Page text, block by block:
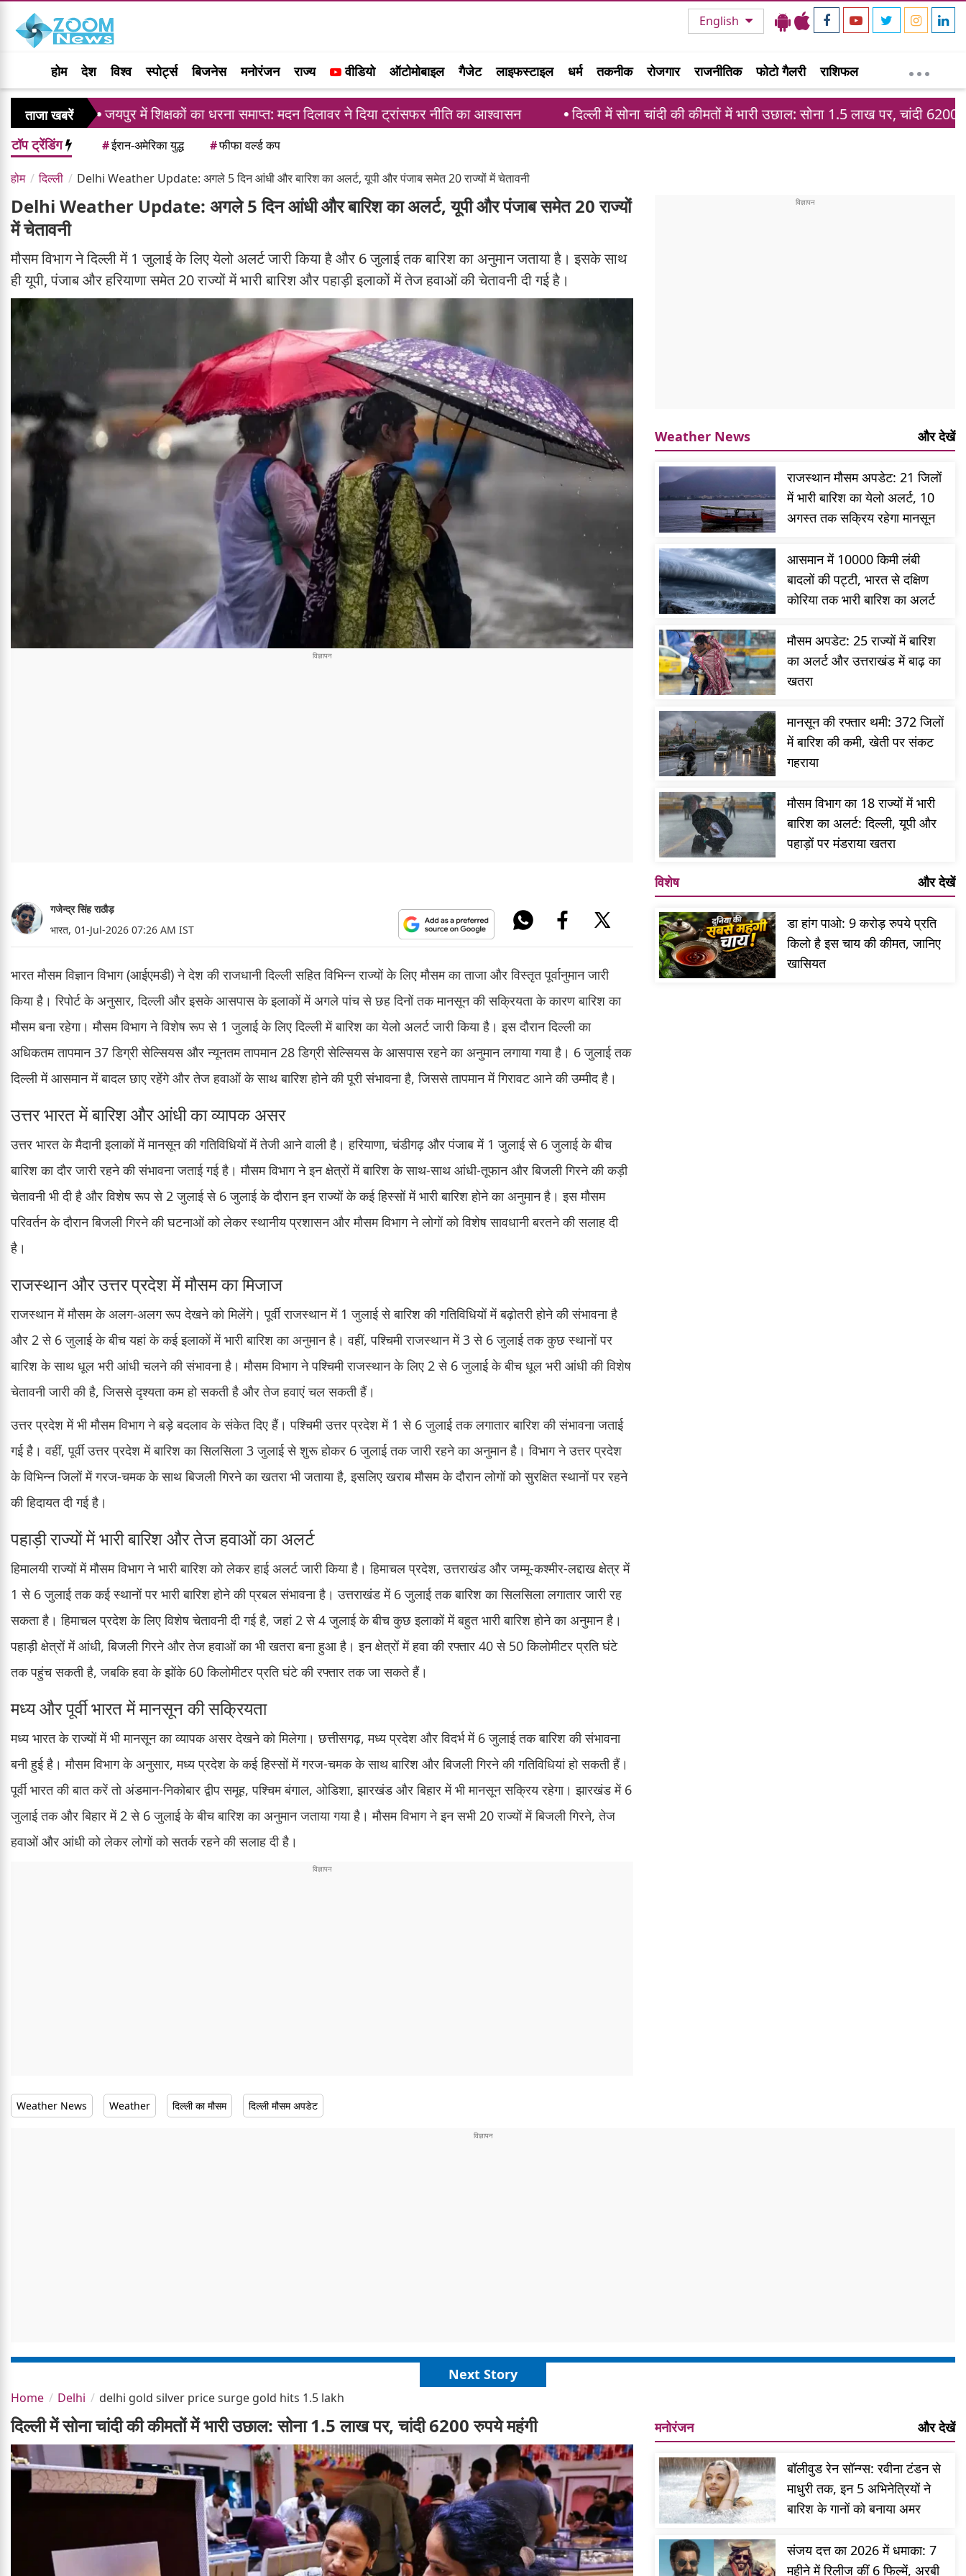
English
होम देश विश्व स्पोर्ट्स बिजनेस मनोरंजन राज्य वीडियो ऑटोमोबाइल गैजेट लाइफस्टाइल धर्म तकनीक रोजगार राजनीतिक फोटो गैलरी राशिफल
ताजा खबरें
जयपुर में शिक्षकों का धरना समाप्त: मदन दिलावर ने दिया ट्रांसफर नीति का आश्वासन दिल्ली में सोना चांदी की कीमतों में भारी उछाल: सोना 1.5 लाख पर, चांदी 6200 रुपये महंगी
टॉप ट्रेंडिंग #ईरान-अमेरिका युद्ध #फीफा वर्ल्ड कप
होम दिल्ली Delhi Weather Update: अगले 5 दिन आंधी और बारिश का अलर्ट, यूपी और पंजाब समेत 20 राज्यों में चेतावनी
Delhi Weather Update: अगले 5 दिन आंधी और बारिश का अलर्ट, यूपी और पंजाब समेत 20 राज्यों
में चेतावनी
मौसम विभाग ने दिल्ली में 1 जुलाई के लिए येलो अलर्ट जारी किया है और 6 जुलाई तक बारिश का अनुमान जताया है। इसके साथ
ही यूपी, पंजाब और हरियाणा समेत 20 राज्यों में भारी बारिश और पहाड़ी इलाकों में तेज हवाओं की चेतावनी दी गई है।
गजेन्द्र सिंह राठौड़
भारत, 01-Jul-2026 07:26 AM IST
भारत मौसम विज्ञान विभाग (आईएमडी) ने देश की राजधानी दिल्ली सहित विभिन्न राज्यों के लिए मौसम का ताजा और विस्तृत पूर्वानुमान जारी
किया है। रिपोर्ट के अनुसार, दिल्ली और इसके आसपास के इलाकों में अगले पांच से छह दिनों तक मानसून की सक्रियता के कारण बारिश का
मौसम बना रहेगा। मौसम विभाग ने विशेष रूप से 1 जुलाई के लिए दिल्ली में बारिश का येलो अलर्ट जारी किया है। इस दौरान दिल्ली का
अधिकतम तापमान 37 डिग्री सेल्सियस और न्यूनतम तापमान 28 डिग्री सेल्सियस के आसपास रहने का अनुमान लगाया गया है। 6 जुलाई तक
दिल्ली में आसमान में बादल छाए रहेंगे और तेज हवाओं के साथ बारिश होने की पूरी संभावना है, जिससे तापमान में गिरावट आने की उम्मीद है।
उत्तर भारत में बारिश और आंधी का व्यापक असर
उत्तर भारत के मैदानी इलाकों में मानसून की गतिविधियों में तेजी आने वाली है। हरियाणा, चंडीगढ़ और पंजाब में 1 जुलाई से 6 जुलाई के बीच
बारिश का दौर जारी रहने की संभावना जताई गई है। मौसम विभाग ने इन क्षेत्रों में बारिश के साथ-साथ आंधी-तूफान और बिजली गिरने की कड़ी
चेतावनी भी दी है और विशेष रूप से 2 जुलाई से 6 जुलाई के दौरान इन राज्यों के कई हिस्सों में भारी बारिश होने का अनुमान है। इस मौसम
परिवर्तन के दौरान बिजली गिरने की घटनाओं को लेकर स्थानीय प्रशासन और मौसम विभाग ने लोगों को विशेष सावधानी बरतने की सलाह दी
है।
राजस्थान और उत्तर प्रदेश में मौसम का मिजाज
राजस्थान में मौसम के अलग-अलग रूप देखने को मिलेंगे। पूर्वी राजस्थान में 1 जुलाई से बारिश की गतिविधियों में बढ़ोतरी होने की संभावना है
और 2 से 6 जुलाई के बीच यहां के कई इलाकों में भारी बारिश का अनुमान है। वहीं, पश्चिमी राजस्थान में 3 से 6 जुलाई तक कुछ स्थानों पर
बारिश के साथ धूल भरी आंधी चलने की संभावना है। मौसम विभाग ने पश्चिमी राजस्थान के लिए 2 से 6 जुलाई के बीच धूल भरी आंधी की विशेष
चेतावनी जारी की है, जिससे दृश्यता कम हो सकती है और तेज हवाएं चल सकती हैं।
उत्तर प्रदेश में भी मौसम विभाग ने बड़े बदलाव के संकेत दिए हैं। पश्चिमी उत्तर प्रदेश में 1 से 6 जुलाई तक लगातार बारिश की संभावना जताई
गई है। वहीं, पूर्वी उत्तर प्रदेश में बारिश का सिलसिला 3 जुलाई से शुरू होकर 6 जुलाई तक जारी रहने का अनुमान है। विभाग ने उत्तर प्रदेश
के विभिन्न जिलों में गरज-चमक के साथ बिजली गिरने का खतरा भी जताया है, इसलिए खराब मौसम के दौरान लोगों को सुरक्षित स्थानों पर रहने
की हिदायत दी गई है।
पहाड़ी राज्यों में भारी बारिश और तेज हवाओं का अलर्ट
हिमालयी राज्यों में मौसम विभाग ने भारी बारिश को लेकर हाई अलर्ट जारी किया है। हिमाचल प्रदेश, उत्तराखंड और जम्मू-कश्मीर-लद्दाख क्षेत्र में
1 से 6 जुलाई तक कई स्थानों पर भारी बारिश होने की प्रबल संभावना है। उत्तराखंड में 6 जुलाई तक बारिश का सिलसिला लगातार जारी रह
सकता है। हिमाचल प्रदेश के लिए विशेष चेतावनी दी गई है, जहां 2 से 4 जुलाई के बीच कुछ इलाकों में बहुत भारी बारिश होने का अनुमान है।
पहाड़ी क्षेत्रों में आंधी, बिजली गिरने और तेज हवाओं का भी खतरा बना हुआ है। इन क्षेत्रों में हवा की रफ्तार 40 से 50 किलोमीटर प्रति घंटे
तक पहुंच सकती है, जबकि हवा के झोंके 60 किलोमीटर प्रति घंटे की रफ्तार तक जा सकते हैं।
मध्य और पूर्वी भारत में मानसून की सक्रियता
मध्य भारत के राज्यों में भी मानसून का व्यापक असर देखने को मिलेगा। छत्तीसगढ़, मध्य प्रदेश और विदर्भ में 6 जुलाई तक बारिश की संभावना
बनी हुई है। मौसम विभाग के अनुसार, मध्य प्रदेश के कई हिस्सों में गरज-चमक के साथ बारिश और बिजली गिरने की गतिविधियां हो सकती हैं।
पूर्वी भारत की बात करें तो अंडमान-निकोबार द्वीप समूह, पश्चिम बंगाल, ओडिशा, झारखंड और बिहार में भी मानसून सक्रिय रहेगा। झारखंड में 6
जुलाई तक और बिहार में 2 से 6 जुलाई के बीच बारिश का अनुमान जताया गया है। मौसम विभाग ने इन सभी 20 राज्यों में बिजली गिरने, तेज
हवाओं और आंधी को लेकर लोगों को सतर्क रहने की सलाह दी है।
Weather News Weather दिल्ली का मौसम दिल्ली मौसम अपडेट
Weather News और देखें
राजस्थान मौसम अपडेट: 21 जिलों
में भारी बारिश का येलो अलर्ट, 10
अगस्त तक सक्रिय रहेगा मानसून
आसमान में 10000 किमी लंबी
बादलों की पट्टी, भारत से दक्षिण
कोरिया तक भारी बारिश का अलर्ट
मौसम अपडेट: 25 राज्यों में बारिश
का अलर्ट और उत्तराखंड में बाढ़ का
खतरा
मानसून की रफ्तार थमी: 372 जिलों
में बारिश की कमी, खेती पर संकट
गहराया
मौसम विभाग का 18 राज्यों में भारी
बारिश का अलर्ट: दिल्ली, यूपी और
पहाड़ों पर मंडराया खतरा
विशेष और देखें
डा हांग पाओ: 9 करोड़ रुपये प्रति
किलो है इस चाय की कीमत, जानिए
खासियत
Next Story
Home Delhi delhi gold silver price surge gold hits 1.5 lakh
दिल्ली में सोना चांदी की कीमतों में भारी उछाल: सोना 1.5 लाख पर, चांदी 6200 रुपये महंगी मनोरंजन और देखें
बॉलीवुड रेन सॉन्ग्स: रवीना टंडन से
माधुरी तक, इन 5 अभिनेत्रियों ने
बारिश के गानों को बनाया अमर
संजय दत्त का 2026 में धमाका: 7
महीने में रिलीज कीं 6 फिल्में, अरबी